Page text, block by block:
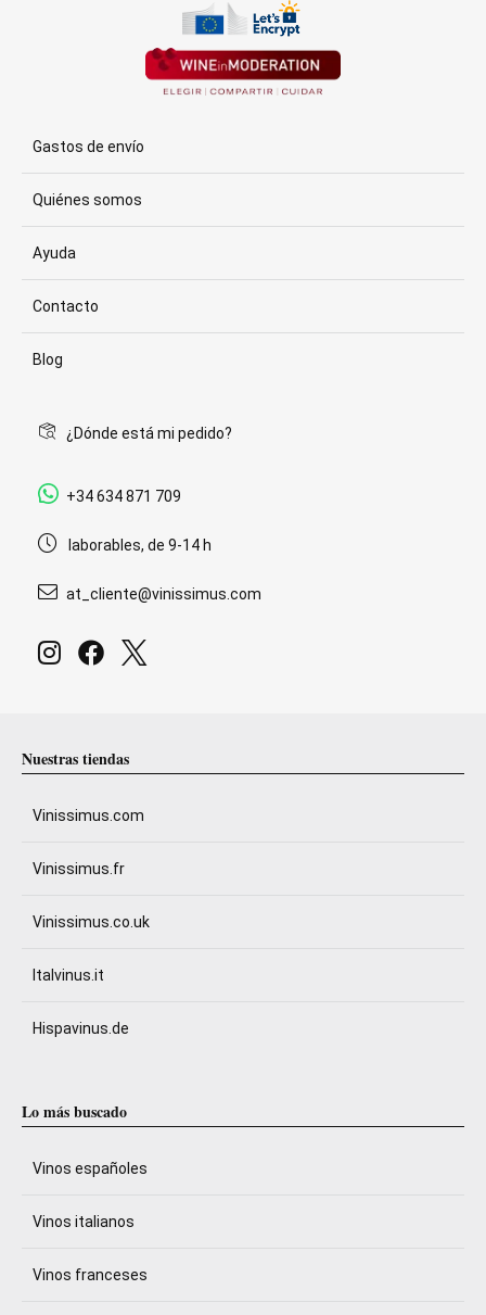
Gastos de envío
Quiénes somos
Ayuda
Contacto
Blog
¿Dónde está mi pedido?
+34 634 871 709
laborables, de 9-14 h
at_cliente@vinissimus.com
Nuestras tiendas
Vinissimus.com
Vinissimus.fr
Vinissimus.co.uk
Italvinus.it
Hispavinus.de
Lo más buscado
Vinos españoles
Vinos italianos
Vinos franceses